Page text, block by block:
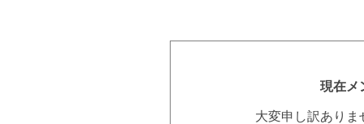
現在メ
大変申し訳あり